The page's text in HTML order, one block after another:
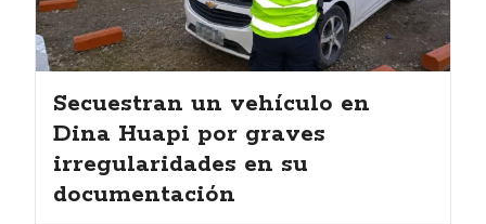
Secuestran un vehículo en
Dina Huapi por graves
irregularidades en su
documentación